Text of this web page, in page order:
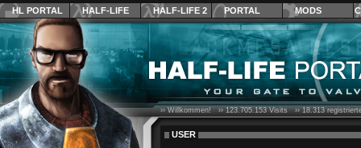
HL PORTAL HALF-LIFE HALF-LIFE 2 PORTAL MODS
›› Willkommen! ››123.705.153Visits ››18.313
USER